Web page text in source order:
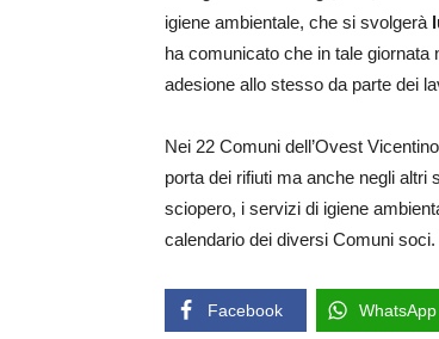
igiene ambientale, che si svolgerà
ha comunicato che in tale
adesione allo stesso da parte dei
Nei 22 Comuni dell’Ovest
porta dei rifiuti ma anche negli
sciopero, i servizi di igiene
calendario dei diversi Comuni soci.
Facebook WhatsApp